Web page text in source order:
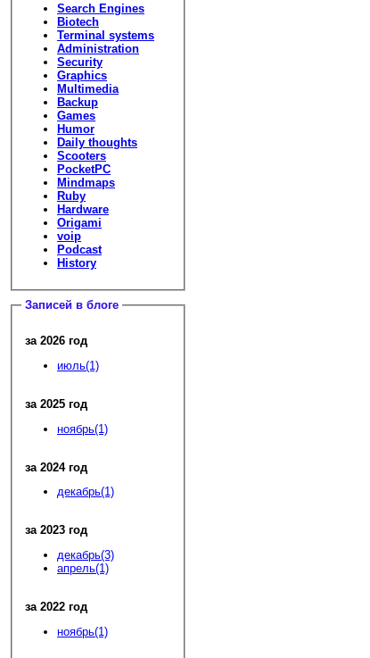
Search Engines
Biotech
Terminal systems
Administration
Security
Graphics
Multimedia
Backup
Games
Humor
Daily thoughts
Scooters
PocketPC
Mindmaps
Ruby
Hardware
Origami
voip
Podcast
History
Записей в блоге
за 2026 год
июль(1)
за 2025 год
ноябрь(1)
за 2024 год
декабрь(1)
за 2023 год
декабрь(3)
апрель(1)
за 2022 год
ноябрь(1)